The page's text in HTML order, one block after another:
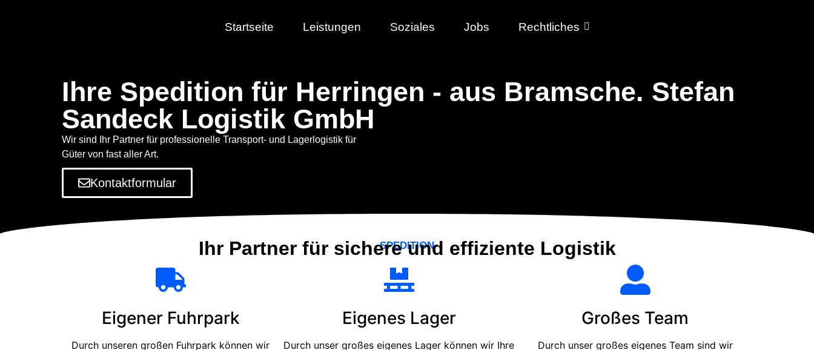
Startseite Leistungen Soziales Jobs Rechtliches
Ihre Spedition für Herringen - aus Bramsche. Stefan
Sandeck Logistik GmbH
Wir sind Ihr Partner für professionelle Transport- und Lagerlogistik für
Güter von fast aller Art.
Kontaktformular
SPEDITION
Ihr Partner für sichere und effiziente Logistik
Eigener Fuhrpark
Durch unseren großen Fuhrpark können wir
Eigenes Lager
Durch unser großes eigenes Lager können wir Ihre
Großes Team
Durch unser großes eigenes Team sind wir